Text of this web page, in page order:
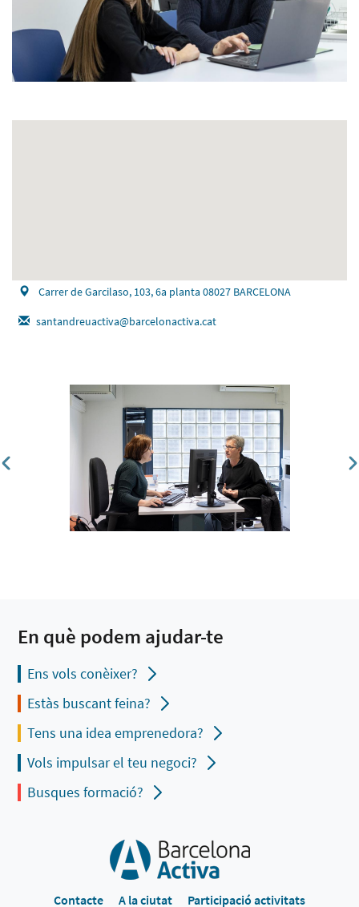
Carrer de Garcilaso, 103, 6a planta 08027 BARCELONA
santandreuactiva@barcelonactiva.cat
En què podem ajudar-te
Ens vols conèixer?
Estàs buscant feina?
Tens una idea emprenedora?
Vols impulsar el teu negoci?
Busques formació?
Contacte A la ciutat Participació activitats